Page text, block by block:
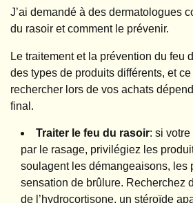
J’ai demandé à des dermatologues
du rasoir et comment le prévenir.
Le traitement et la prévention du feu
des types de produits différents, et
rechercher lors de vos achats
final.
Traiter le feu du rasoir: si
par le rasage, privilégiez les
soulagent les démangeaisons, les
sensation de brûlure. Recherchez
de l’hydrocortisone, un stéroïde